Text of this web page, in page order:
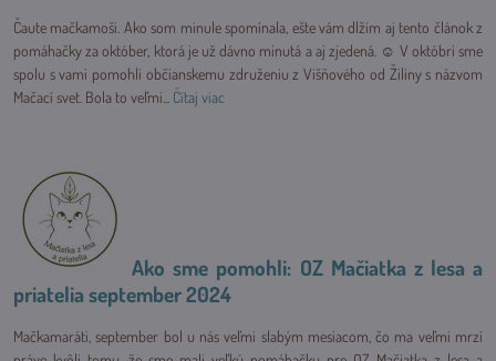
Čaute mačkamoši. Ako som minule spomínala, ešte vám dlžím aj tento článok z
pomáhačky za október, ktorá je už dávno minutá a aj zjedená. ☺ V októbri sme
spolu s vami pomohli občianskemu združeniu z Višňového od Žiliny s názvom
Mačací svet. Bola to veľmi... Čítaj viac
Ako sme pomohli: OZ Mačiatka z lesa a
priatelia september 2024
Mačkamaráti, september bol u nás veľmi slabým mesiacom, čo ma veľmi mrzí